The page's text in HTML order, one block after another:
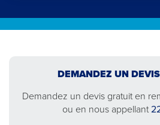
DEMANDEZ UN
Demandez un devis gratuit en
ou en nous appellant